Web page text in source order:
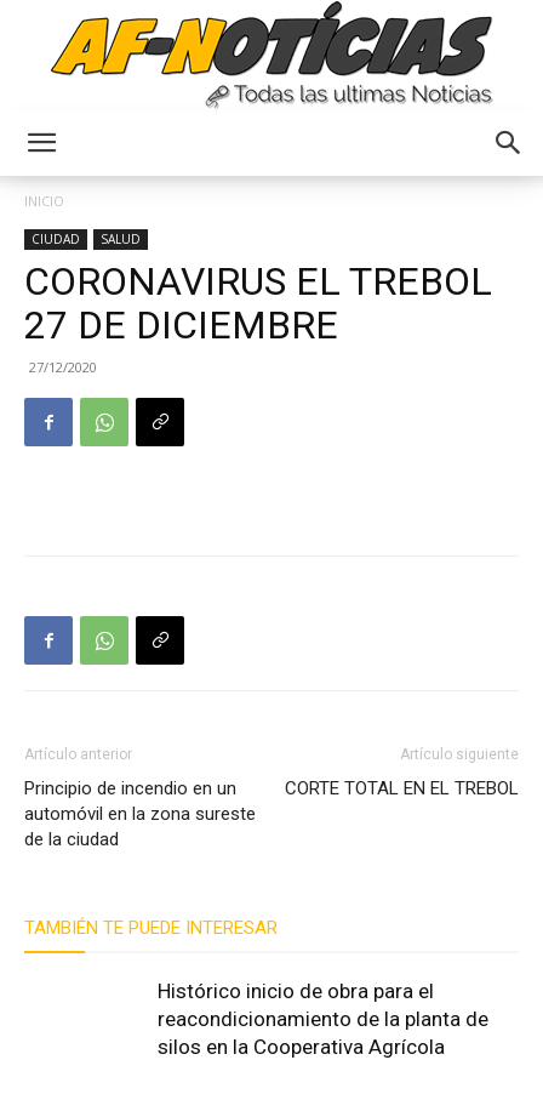
INICIO
CIUDAD SALUD
CORONAVIRUS EL TREBOL
27 DE DICIEMBRE
27/12/2020
Artículo anterior
Principio de incendio en un
automóvil en la zona sureste
de la ciudad
Artículo siguiente
CORTE TOTAL EN EL TREBOL
TAMBIÉN TE PUEDE INTERESAR
Histórico inicio de obra para el
reacondicionamiento de la planta de
silos en la Cooperativa Agrícola